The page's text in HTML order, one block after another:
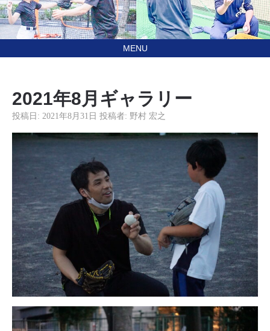
あなたの住んでる地域に
行きます！
訪問型野球教室野村ベースボールチャレンジ（NBC）
2021年8月ギャラリー
投稿日: 2021年8月31日 投稿者: 野村 宏之